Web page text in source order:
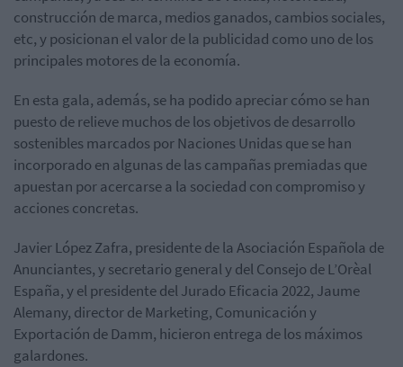
construcción de marca, medios ganados, cambios sociales,
etc, y posicionan el valor de la publicidad como uno de los
principales motores de la economía.
En esta gala, además, se ha podido apreciar cómo se han
puesto de relieve muchos de los objetivos de desarrollo
sostenibles marcados por Naciones Unidas que se han
incorporado en algunas de las campañas premiadas que
apuestan por acercarse a la sociedad con compromiso y
acciones concretas.
Javier López Zafra, presidente de la Asociación Española de
Anunciantes, y secretario general y del Consejo de L’Orèal
España, y el presidente del Jurado Eficacia 2022, Jaume
Alemany, director de Marketing, Comunicación y
Exportación de Damm, hicieron entrega de los máximos
galardones.